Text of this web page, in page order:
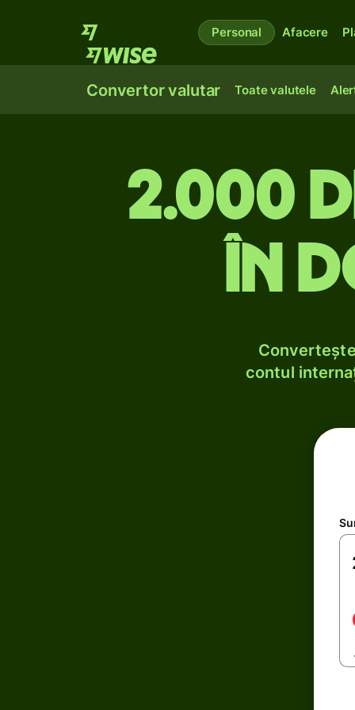
Personal Afacere
Convertor valutar Toate valutele
2.000
în
contul